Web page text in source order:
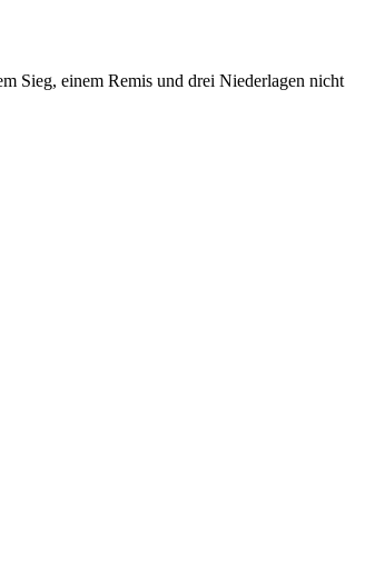
Sieg, einem Remis und drei Niederlagen nicht